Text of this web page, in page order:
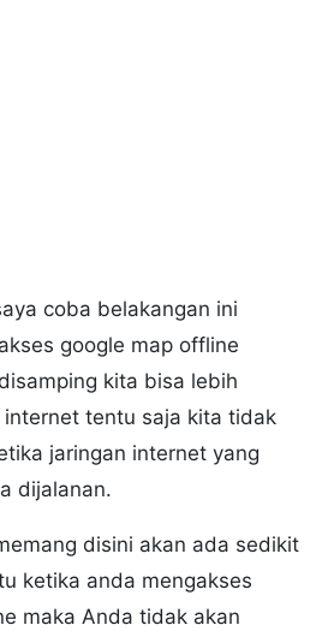
coba belakangan ini
google map offline
kita bisa lebih
tentu saja kita tidak
jaringan internet yang
dijalanan.
disini akan ada sedikit
ketika anda mengakses
maka Anda tidak akan